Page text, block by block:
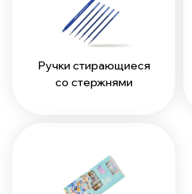
Ручки стирающиеся
со стержнями